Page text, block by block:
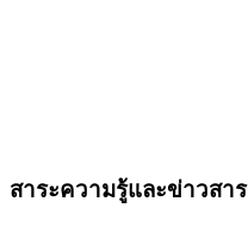
สาระความรู้และข่าวสาร